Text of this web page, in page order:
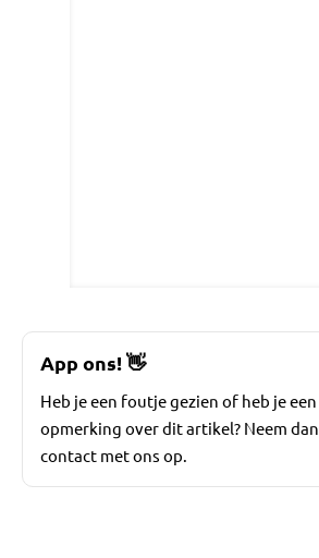
App ons!👋
Heb je een foutje gezien of heb je een
opmerking over dit artikel? Neem dan
contact met ons op.